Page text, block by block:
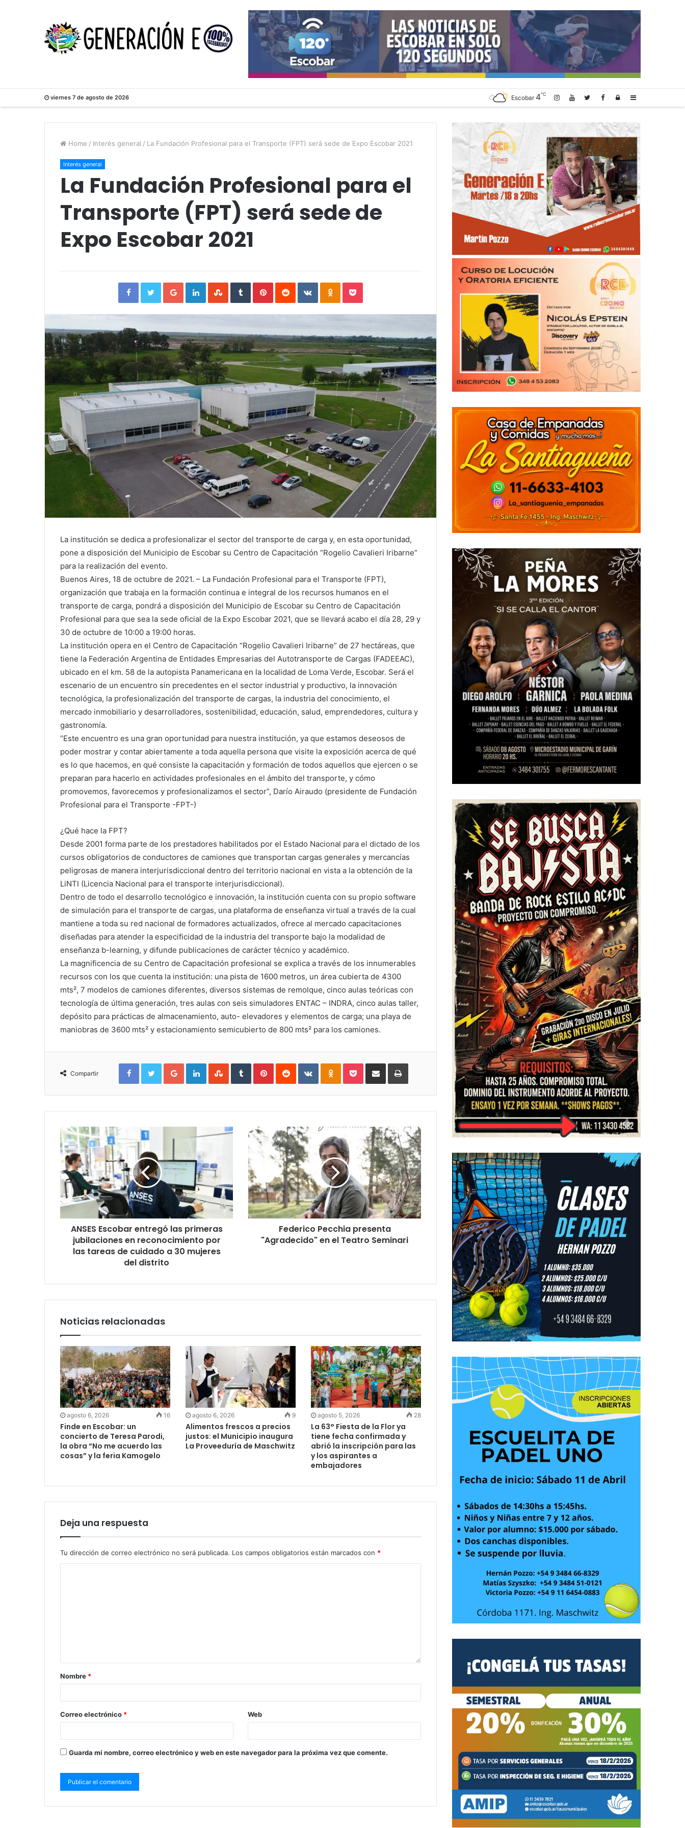
viernes 7 de agosto de 2026 Sidebar
Log
Escobar 4℃
Home / Interés general / La Fundación Profesional para el Transporte (FPT) será sede de Expo Escobar 2021
Interés general
La Fundación Profesional para el
Transporte (FPT) será sede de
Expo Escobar 2021
FacebookTwitterGoogle+LinkedInStumbleUpon
TumblrPinterestReddit VKontakteOdnoklassniki
Pocket
La institución se dedica a profesionalizar el sector del transporte de carga y, en esta oportunidad,
pone a disposición del Municipio de Escobar su Centro de Capacitación “Rogelio Cavalieri Iribarne”
para la realización del evento.
Buenos Aires, 18 de octubre de 2021. – La Fundación Profesional para el Transporte (FPT),
organización que trabaja en la formación continua e integral de los recursos humanos en el
transporte de carga, pondrá a disposición del Municipio de Escobar su Centro de Capacitación
Profesional para que sea la sede oficial de la Expo Escobar 2021, que se llevará acabo el día 28, 29 y
30 de octubre de 10:00 a 19:00 horas.
La institución opera en el Centro de Capacitación “Rogelio Cavalieri Iribarne” de 27 hectáreas, que
tiene la Federación Argentina de Entidades Empresarias del Autotransporte de Cargas (FADEEAC),
ubicado en el km. 58 de la autopista Panamericana en la localidad de Loma Verde, Escobar. Será el
escenario de un encuentro sin precedentes en el sector industrial y productivo, la innovación
tecnológica, la profesionalización del transporte de cargas, la industria del conocimiento, el
mercado inmobiliario y desarrolladores, sostenibilidad, educación, salud, emprendedores, cultura y
gastronomía.
“Este encuentro es una gran oportunidad para nuestra institución, ya que estamos deseosos de
poder mostrar y contar abiertamente a toda aquella persona que visite la exposición acerca de qué
es lo que hacemos, en qué consiste la capacitación y formación de todos aquellos que ejercen o se
preparan para hacerlo en actividades profesionales en el ámbito del transporte, y cómo
promovemos, favorecemos y profesionalizamos el sector”, Darío Airaudo (presidente de Fundación
Profesional para el Transporte -FPT-)
¿Qué hace la FPT?
Desde 2001 forma parte de los prestadores habilitados por el Estado Nacional para el dictado de los
cursos obligatorios de conductores de camiones que transportan cargas generales y mercancías
peligrosas de manera interjurisdiccional dentro del territorio nacional en vista a la obtención de la
LiNTI (Licencia Nacional para el transporte interjurisdiccional).
Dentro de todo el desarrollo tecnológico e innovación, la institución cuenta con su propio software
de simulación para el transporte de cargas, una plataforma de enseñanza virtual a través de la cual
mantiene a toda su red nacional de formadores actualizados, ofrece al mercado capacitaciones
diseñadas para atender la especificidad de la industria del transporte bajo la modalidad de
enseñanza b-learning, y difunde publicaciones de carácter técnico y académico.
La magnificencia de su Centro de Capacitación profesional se explica a través de los innumerables
recursos con los que cuenta la institución: una pista de 1600 metros, un área cubierta de 4300
mts², 7 modelos de camiones diferentes, diversos sistemas de remolque, cinco aulas teóricas con
tecnología de última generación, tres aulas con seis simuladores ENTAC – INDRA, cinco aulas taller,
depósito para prácticas de almacenamiento, auto- elevadores y elementos de carga; una playa de
maniobras de 3600 mts² y estacionamiento semicubierto de 800 mts² para los camiones.
Compartir
FacebookTwitterGoogle+LinkedInStumbleUpon
TumblrPinterestReddit VKontakteOdnoklassniki
PocketShare
Email
Print
ANSES Escobar entregó las primeras
jubilaciones en reconocimiento por
las tareas de cuidado a 30 mujeres
del distrito
Federico Pecchia presenta
"Agradecido" en el Teatro Seminari
Noticias relacionadas
agosto 6, 2026 16
Finde en Escobar: un
concierto de Teresa Parodi,
la obra “No me acuerdo las
cosas” y la feria Kamogelo
agosto 6, 2026 9
Alimentos frescos a precios
justos: el Municipio inaugura
La Proveeduría de Maschwitz
agosto 5, 2026 28
La 63° Fiesta de la Flor ya
tiene fecha confirmada y
abrió la inscripción para las
y los aspirantes a
embajadores
Deja una respuesta
Tu dirección de correo electrónico no será publicada. Los campos obligatorios están marcados con *
Nombre *
Correo electrónico * Web
Guarda mi nombre, correo electrónico y web en este navegador para la próxima vez que comente.